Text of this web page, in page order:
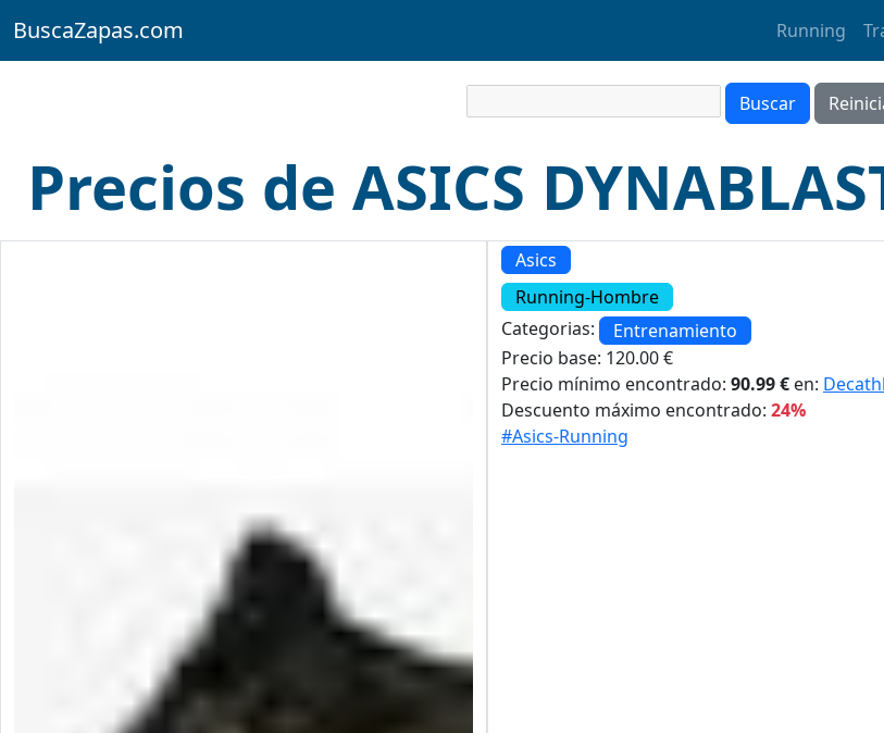
BuscaZapas.com Running
Precios de ASICS
Asics
Running-Hombre
Categorias:
Entrenamiento
Precio base: 120.00 €
Precio mínimo encontrado: 90.99 € en:
Descuento máximo encontrado: 24%
#Asics-Running